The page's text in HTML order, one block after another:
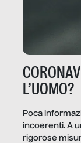
L’UOMO?
Poca
incoerenti. A
rigorose